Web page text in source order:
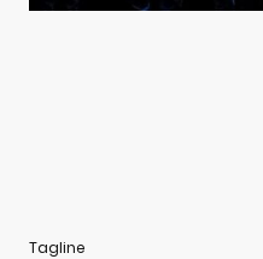
Tagline